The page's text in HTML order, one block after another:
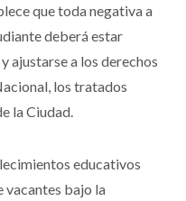
que toda negativa a
deberá estar
ajustarse a los derechos
los tratados
la Ciudad.
educativos
vacantes bajo la